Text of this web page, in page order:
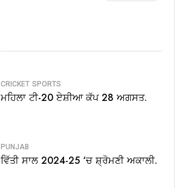
CRICKET SPORTS
ਮਹਿਲਾ ਟੀ-20 ਏਸ਼ੀਆ ਕੱਪ 28 ਅਗਸਤ.
PUNJAB
ਵਿੱਤੀ ਸਾਲ 2024-25 ‘ਚ ਸ਼੍ਰੋਮਣੀ ਅਕਾਲੀ.